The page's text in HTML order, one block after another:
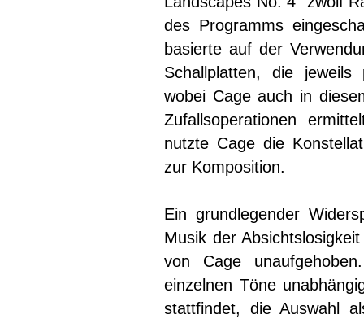
des Programms
basierte auf der
Schallplatten, die jeweils
wobei Cage auch in
Zufallsoperationen
nutzte Cage die
zur Komposition.
Ein grundlegender
Musik der
von Cage
einzelnen Töne
stattfindet, die Auswahl